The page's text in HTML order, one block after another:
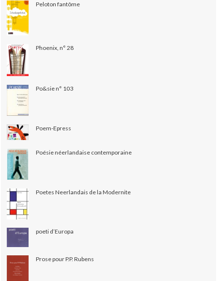
Peloton fantôme
Phoenix, n° 28
Po&sie n° 103
Poem-Epress
Poésie néerlandaise contemporaine
Poetes Neerlandais de la Modernite
poeti d’Europa
Prose pour P.P. Rubens